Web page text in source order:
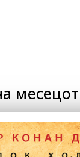
месецот